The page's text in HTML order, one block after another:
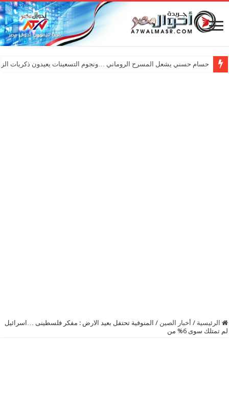
حسام حسني يشعل المسرح الروماني …ونجوم التسعينات يعيدون ذكريات
الرئيسية / أخبار الصين / المنوفية تحتفل بعيد الارض : مفكر فلسطينى …اسرائيل
لم تمتلك سوى 6% من